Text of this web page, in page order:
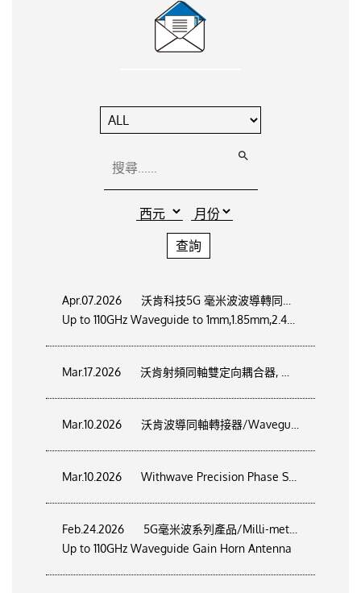
Apr.07.2026
沃肯科技5G 毫米波波導轉同軸轉接器系列/
Up to 110GHz Waveguide to 1mm,1.85mm,2.4mm.2.92mm Coaxial Adapter
Mar.17.2026 沃肯射頻同軸雙定向耦合器, 精準雙向監測：RF Dual Directional Coupler
Mar.10.2026 沃肯波導同軸轉接器/Waveguide to SMA,N Coaxial Adapter
Mar.10.2026 Withwave Precision Phase Stable Test Cable
Feb.24.2026
5G毫米波系列產品/Milli-meter wave Product/
Up to 110GHz Waveguide Gain Horn Antenna